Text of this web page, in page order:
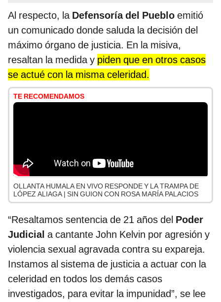
Al respecto, la Defensoría del Pueblo emitió
un comunicado donde saluda la decisión del
máximo órgano de justicia. En la misiva,
resaltan la medida y piden que en otros casos
se actué con la misma celeridad.
TE RECOMENDAMOS
OLLANTA HUMALA EN VIVO RESPONDE Y LA TRAMPA DE
LÓPEZ ALIAGA | SIN GUION CON ROSA MARÍA PALACIOS
“Resaltamos sentencia de 21 años del Poder
Judicial a cantante John Kelvin por agresión y
violencia sexual agravada contra su expareja.
Instamos al sistema de justicia a actuar con la
celeridad en todos los demás casos
investigados, para evitar la impunidad”, se lee